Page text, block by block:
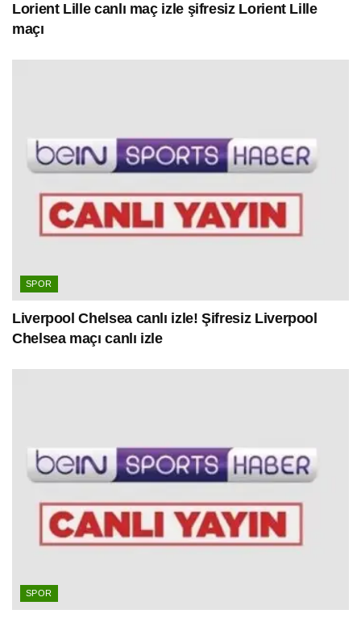
Lorient Lille canlı maç izle şifresiz Lorient Lille
maçı
SPOR
Liverpool Chelsea canlı izle! Şifresiz Liverpool
Chelsea maçı canlı izle
SPOR